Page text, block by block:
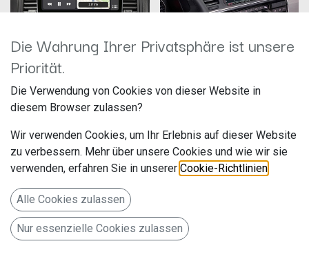
Alpine ILX-F115T6
Hersteller: Alpine
Artikelnummer: iLX-F115T6
Ohmstr. 4
85716 Unterschleißheim
Deutschland www.alpine.de
Autoradio für VW T5 und T6 mit
11-Zoll-Touchscreen 1-DIN-
Einbaugehäuse, DAB+, Apple
CarPlay und Android Auto
Unterstützung
1.319,00
Alpine X803D-T5
Ohmstr. 4
85716 Unterschleißheim
Deutschland www.alpine.de
Navigationssystem, Apple
CarPlay und Android Auto
Unterstützung
1.349,00
Die Wahrung Ihrer Privatsphäre ist unsere
Priorität.
Die Verwendung von Cookies von dieser Website in
diesem Browser zulassen?
Wir verwenden Cookies, um Ihr Erlebnis auf dieser Website
zu verbessern. Mehr über unsere Cookies und wie wir sie
verwenden, erfahren Sie in unserer Cookie-Richtlinien
Alle Cookies zulassen
Nur essenzielle Cookies zulassen